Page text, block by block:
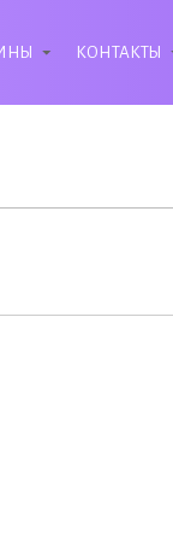
КОНТАКТЫ